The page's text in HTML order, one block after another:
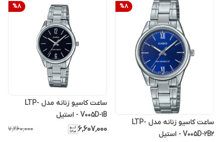
%8
ساعت کاسیو زنانه مدل LTP-
V005D-2B2 - استیل
%8
ساعت کاسیو زنانه مدل LTP-
V005D-1B - استیل
۶٬۶۰۷٬۰۰۰ ۷٬۲۶۰٬۰۰۰